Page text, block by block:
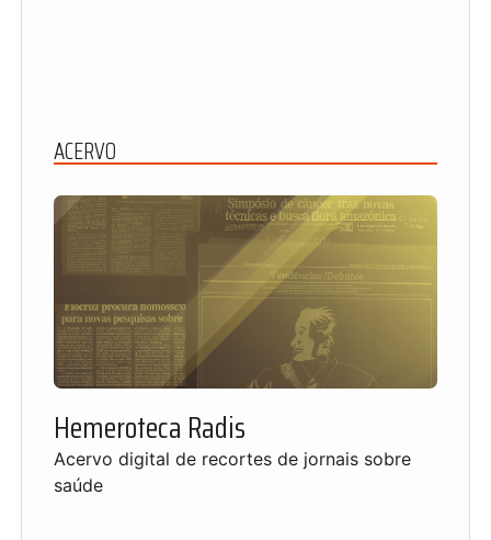
ACERVO
Hemeroteca Radis
Acervo digital de recortes de jornais sobre
saúde